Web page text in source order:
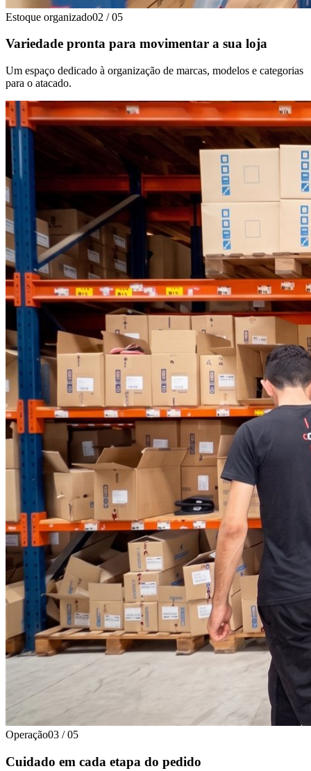
Estoque organizado02 / 05
Variedade pronta para movimentar a sua loja
Um espaço dedicado à organização de marcas, modelos e categorias
para o atacado.
Operação03 / 05
Cuidado em cada etapa do pedido